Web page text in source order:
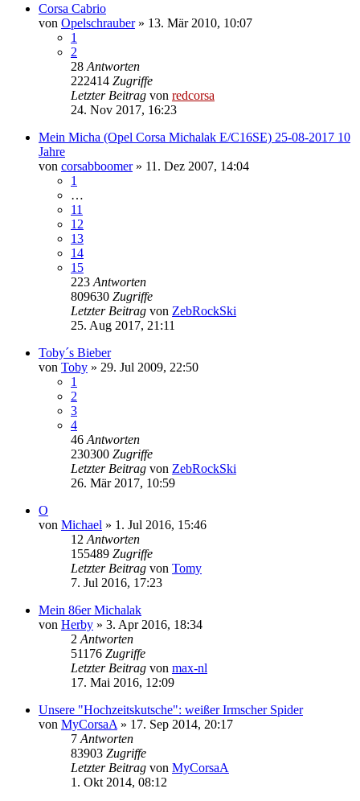
Corsa Cabrio
von Opelschrauber» 13. Mär 2010, 10:07
1
2
28 Antworten
222414 Zugriffe
Letzter Beitrag von redcorsa
24. Nov 2017, 16:23
Mein Micha (Opel Corsa Michalak E/C16SE) 25-08-2017 10
Jahre
von corsabboomer» 11. Dez 2007, 14:04
1
…
11
12
13
14
15
223 Antworten
809630 Zugriffe
Letzter Beitrag von ZebRockSki
25. Aug 2017, 21:11
Toby´s Bieber
von Toby » 29. Jul 2009, 22:50
1
2
3
4
46 Antworten
230300 Zugriffe
Letzter Beitrag von ZebRockSki
26. Mär 2017, 10:59
O
von Michael » 1. Jul 2016, 15:46
12 Antworten
155489 Zugriffe
Letzter Beitrag von Tomy
7. Jul 2016, 17:23
Mein 86er Michalak
von Herby » 3. Apr 2016, 18:34
2 Antworten
51176 Zugriffe
Letzter Beitrag von max-nl
17. Mai 2016, 12:09
Unsere "Hochzeitskutsche": weißer Irmscher Spider
von MyCorsaA » 17. Sep 2014, 20:17
7 Antworten
83903 Zugriffe
Letzter Beitrag von MyCorsaA
1. Okt 2014, 08:12